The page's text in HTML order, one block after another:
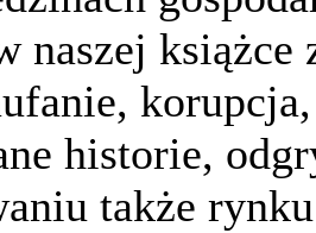
naszej
historie,
także